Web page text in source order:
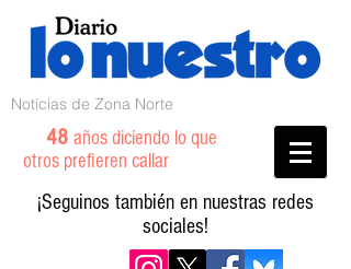
Noticias de Zona Norte
48 años diciendo lo que
otros prefieren callar
¡Seguinos también en nuestras redes
sociales!